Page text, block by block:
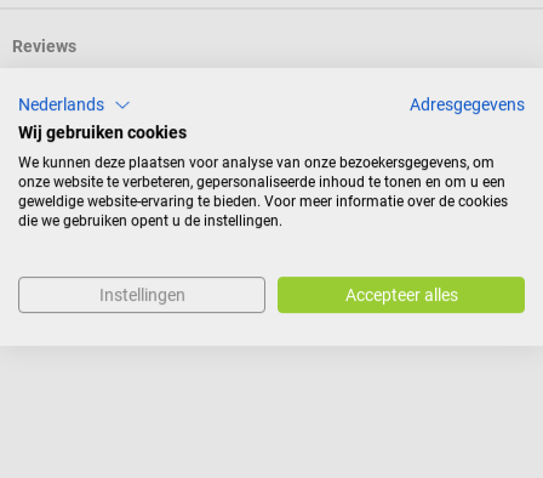
Reviews
Andere kochten ook
Dr. No
Voor alle soorten wellnessmassages
Nederlands
Adresgegevens
Wij gebruiken cookies
We kunnen deze plaatsen voor analyse van onze bezoekersgegevens, om
onze website te verbeteren, gepersonaliseerde inhoud te tonen en om u een
geweldige website-ervaring te bieden. Voor meer informatie over de cookies
die we gebruiken opent u de instellingen.
Instellingen Accepteer alles